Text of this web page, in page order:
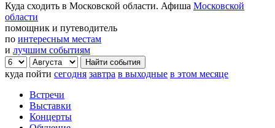
Куда сходить в Московской области. Афиша Московской
области
помощник и путеводитель
по интересным местам
и лучшим событиям
куда пойти сегодня завтра в выходные в этом месяце
Встречи
Выставки
Концерты